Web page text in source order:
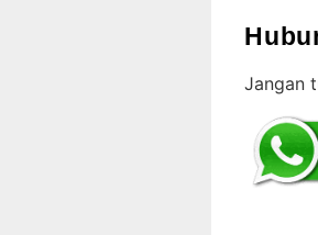
Jangan